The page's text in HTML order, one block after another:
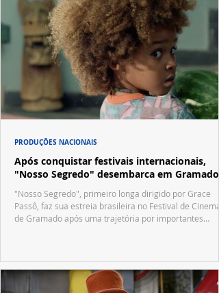
Após conquistar festivais internacionais,
"Nosso Segredo" desembarca em Gramado
"Nosso Segredo", primeiro longa dirigido por Grace
Passô, faz sua estreia brasileira no Festival de Cinema
de Gramado após uma trajetória por importantes
PRODUÇÕES NACIONAIS